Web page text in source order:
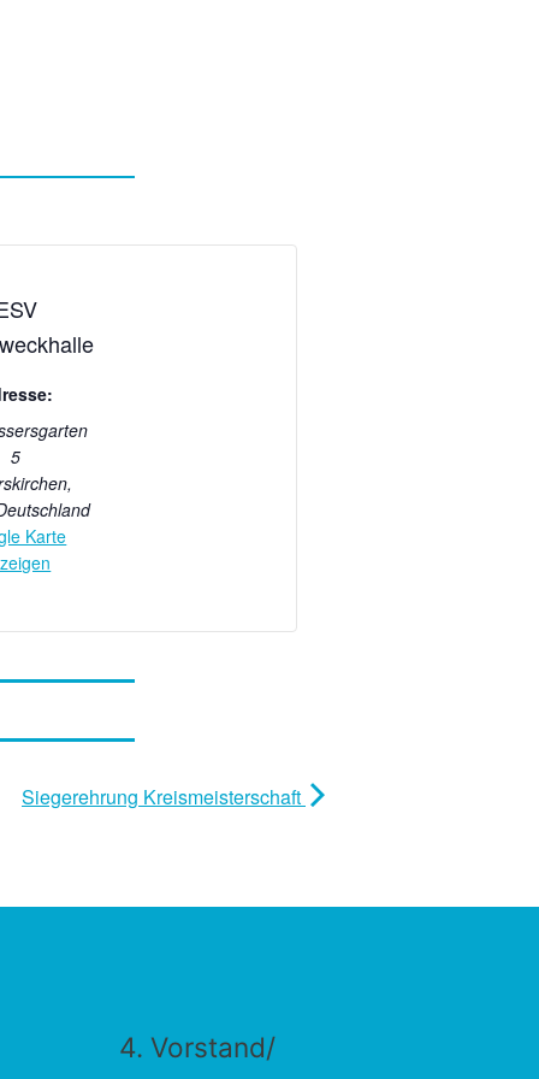
5
,
Karte
Siegerehrung Kreismeisterschaft
4. Vorstand/